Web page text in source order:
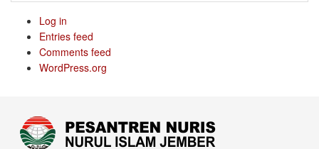
Log in
Entries feed
Comments feed
WordPress.org